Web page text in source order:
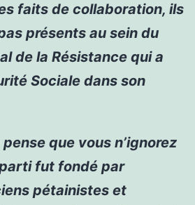
faits de collaboration, ils
présents au sein du
de la Résistance qui a
Sociale dans son
que vous n’ignorez
fut fondé par
pétainistes et